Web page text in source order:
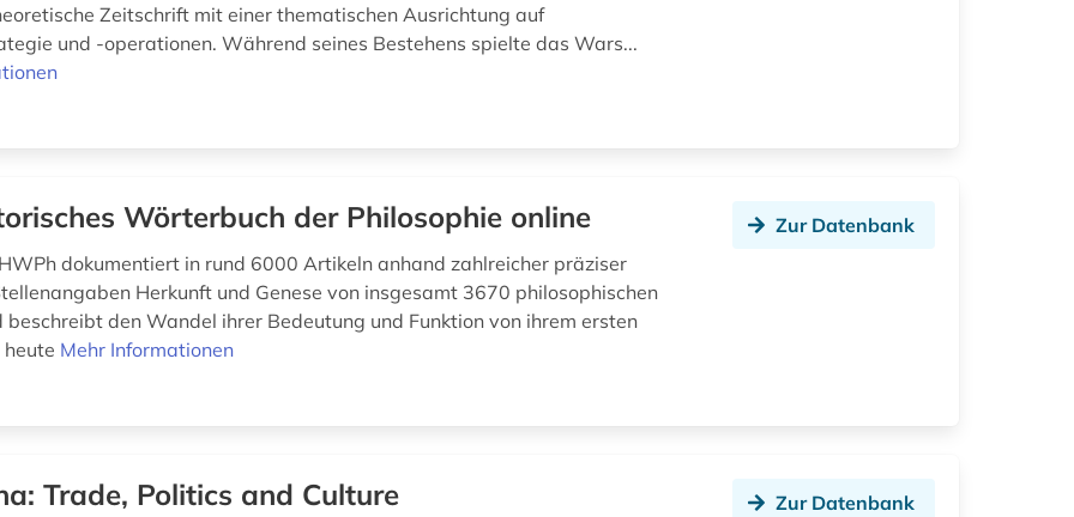
Zeitschrift mit einer thematischen Ausrichtung auf
und -operationen. Während seines Bestehens spielte das Wars...
Wörterbuch der Philosophie online
dokumentiert in rund 6000 Artikeln anhand zahlreicher präziser
Herkunft und Genese von insgesamt 3670 philosophischen
beschreibt den Wandel ihrer Bedeutung und Funktion von ihrem ersten
Mehr Informationen
Zur Datenbank
Trade, Politics and Culture Zur Datenbank